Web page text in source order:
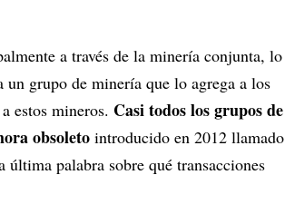
a través de la minería conjunta, lo
un grupo de minería que lo agrega a los
estos mineros. Casi todos los grupos de
obsoleto introducido en 2012 llamado
palabra sobre qué transacciones